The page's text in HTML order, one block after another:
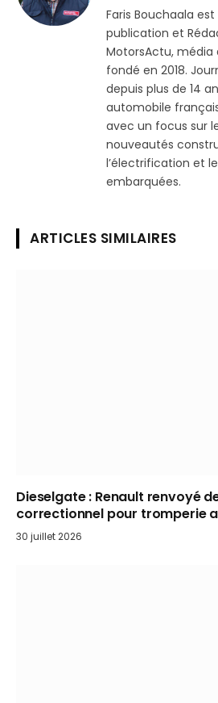
Faris Bouchaala
publication et
MotorsActu,
fondé en 2018.
depuis plus de 14
automobile
avec un focus sur
nouveautés
l’électrification et
embarquées.
ARTICLES SIMILAIRES
Dieselgate : Renault renvoyé
correctionnel pour tromperie
30 juillet 2026